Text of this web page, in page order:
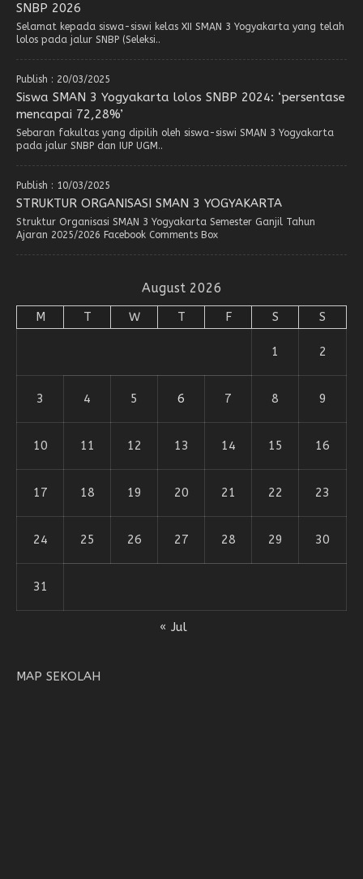
SNBP 2026
Selamat kepada siswa-siswi kelas XII SMAN 3 Yogyakarta yang telah
lolos pada jalur SNBP (Seleksi..
Publish : 20/03/2025
Siswa SMAN 3 Yogyakarta lolos SNBP 2024: ‘persentase
mencapai 72,28%’
Sebaran fakultas yang dipilih oleh siswa-siswi SMAN 3 Yogyakarta
pada jalur SNBP dan IUP UGM..
Publish : 10/03/2025
STRUKTUR ORGANISASI SMAN 3 YOGYAKARTA
Struktur Organisasi SMAN 3 Yogyakarta Semester Ganjil Tahun
Ajaran 2025/2026 Facebook Comments Box
August 2026
M T W T F S S
1 2
3 4 5 6 7 8 9
10 11 12 13 14 15 16
17 18 19 20 21 22 23
24 25 26 27 28 29 30
31
« Jul
MAP SEKOLAH